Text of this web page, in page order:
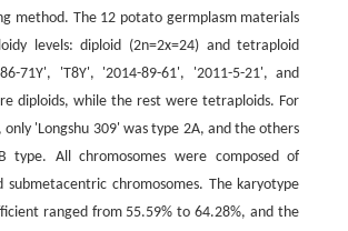
method. The 12 potato germplasm materials
levels: diploid (2n=2x=24) and tetraploid
71Y', 'T8Y', '2014-89-61', '2011-5-21', and
diploids, while the rest were tetraploids. For
only 'Longshu 309' was type 2A, and the others
type. All chromosomes were composed of
submetacentric chromosomes. The karyotype
ranged from 55.59% to 64.28%, and the